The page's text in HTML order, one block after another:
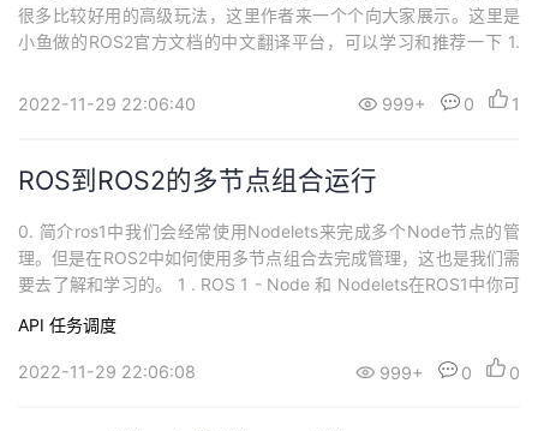
很多比较好用的高级玩法，这里作者来一个个向大家展示。这里是
小鱼做的ROS2官方文档的中文翻译平台，可以学习和推荐一下 1.
该有所耳闻吧，ROS1的动态参数的操作还需要dynamic_reconfigur
2022-11-29 22:06:40 999+ 0 1
ROS到ROS2的多节点组合运行
0. 简介ros1中我们会经常使用Nodelets来完成多个Node节点的管
理。但是在ROS2中如何使用多节点组合去完成管理，这也是我们需
要去了解和学习的。 1 . ROS 1 - Node 和 Nodelets在ROS1中你可
译成一个可执行文件。 ROS 1的小节点会被编译成一个动态链接
库。当程序运行的时候会被动...
API 任务调度
2022-11-29 22:06:08 999+ 0 0